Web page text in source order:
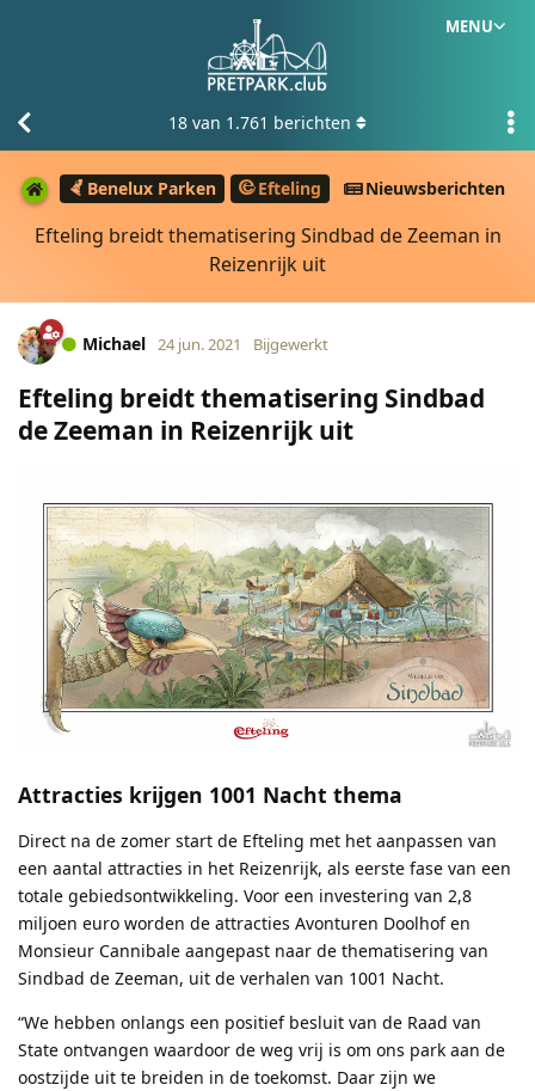
MENU
Benelux Parken Efteling Nieuwsberichten
Efteling breidt thematisering Sindbad de Zeeman in
Reizenrijk uit
18 van 1.761 berichten
Michael 24 jun. 2021 Bijgewerkt
Efteling breidt thematisering Sindbad
de Zeeman in Reizenrijk uit
Attracties krijgen 1001 Nacht thema
Direct na de zomer start de Efteling met het aanpassen van
een aantal attracties in het Reizenrijk, als eerste fase van een
totale gebiedsontwikkeling. Voor een investering van 2,8
miljoen euro worden de attracties Avonturen Doolhof en
Monsieur Cannibale aangepast naar de thematisering van
Sindbad de Zeeman, uit de verhalen van 1001 Nacht.
“We hebben onlangs een positief besluit van de Raad van
State ontvangen waardoor de weg vrij is om ons park aan de
oostzijde uit te breiden in de toekomst. Daar zijn we